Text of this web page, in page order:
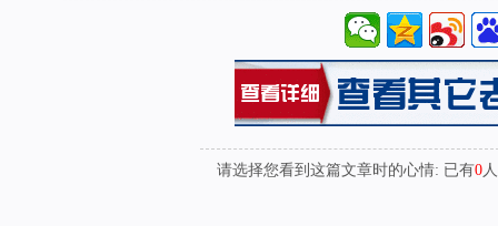
请选择您看到这篇文章时的心情: 已有0